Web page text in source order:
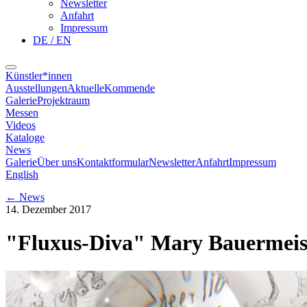
Newsletter
Anfahrt
Impressum
DE / EN
Künstler*innen
AusstellungenAktuelleKommende
GalerieProjektraum
Messen
Videos
Kataloge
News
GalerieÜber unsKontaktformularNewsletterAnfahrtImpressum
English
← News
14. Dezember 2017
"Fluxus-Diva" Mary